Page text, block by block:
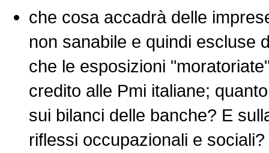
che cosa accadrà delle
non sanabile e quindi escluse
che le esposizioni
credito alle Pmi italiane;
sui bilanci delle banche? E
riflessi occupazionali e sociali?